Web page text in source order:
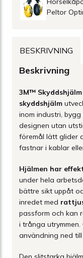
Peltor
BESKRIVNING
Beskrivning
3M™ Skyddshjälm
skyddshjälm
inom industri,
designen utan
föremål lätt glider
fastnar i kablar
Hjälmen har
under hela
bättre sikt uppåt
inredet med
passform och kan
i trånga
användning ned till